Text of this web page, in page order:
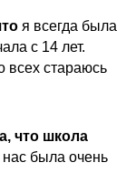
я всегда была
с 14 лет.
всех стараюсь
что школа
нас была очень